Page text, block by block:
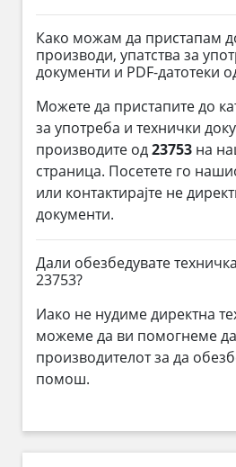
Како можам да пристапам
производи, упатства за
документи и PDF-датотеки
Можете да пристапите до
за употреба и технички
производите од23753 на
страница. Посетете го
или контактирајте не
документи.
Дали обезбедувате
23753?
Иако не нудиме директна
можеме да ви помогнеме да
производителот за да
помош.